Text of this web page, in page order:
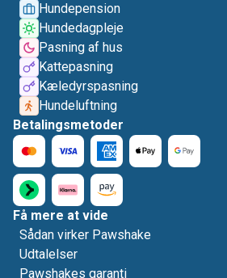
Hundepension
Hundedagpleje
Pasning af hus
Kattepasning
Kæledyrspasning
Hundeluftning
Betalingsmetoder
Få mere at vide
Sådan virker Pawshake
Udtalelser
Pawshakes garanti